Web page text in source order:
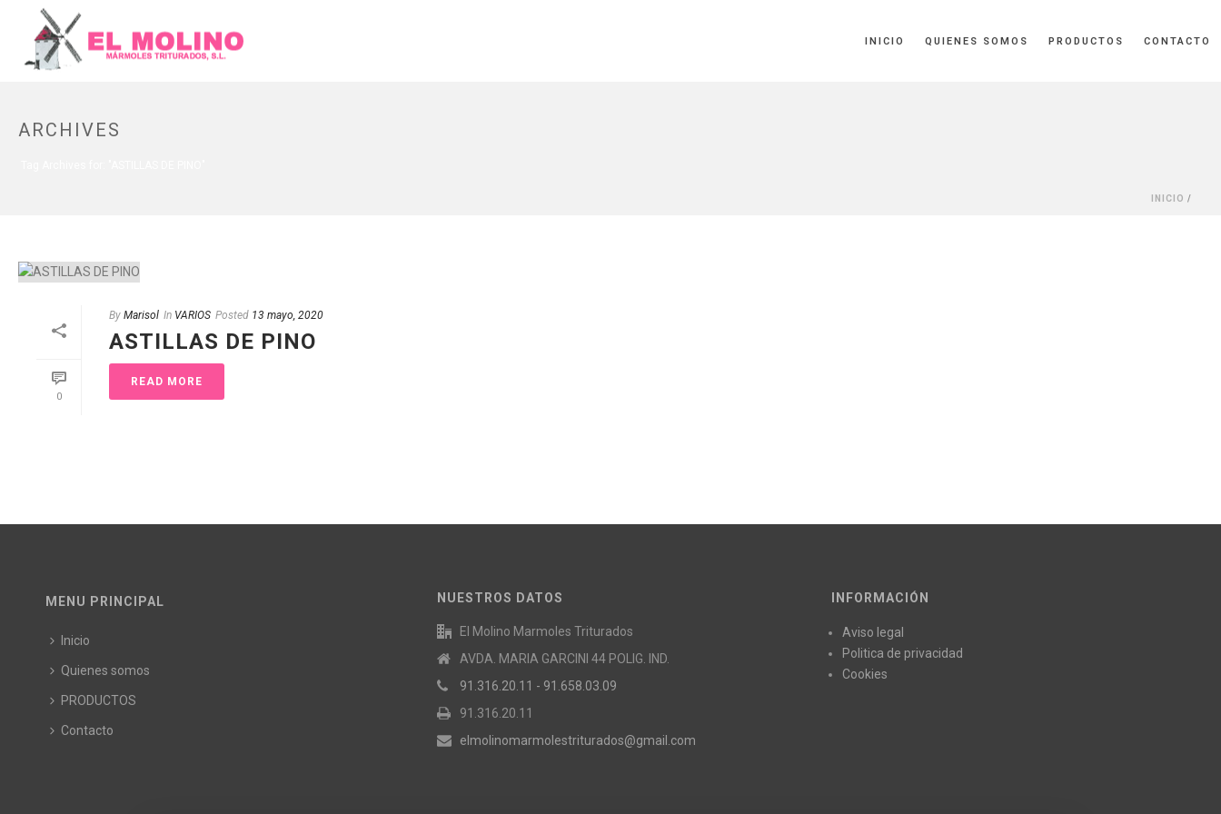
INICIO QUIENES SOMOS PRODUCTOS CONTACTO
ARCHIVES
INICIO /
0
By Marisol In VARIOS Posted 13 mayo, 2020
ASTILLAS DE PINO
READ MORE
MENU PRINCIPAL
Inicio
Quienes somos
PRODUCTOS
Contacto
NUESTROS DATOS
El Molino Marmoles Triturados
AVDA. MARIA GARCINI 44 POLIG. IND.
91.316.20.11 - 91.658.03.09
91.316.20.11
elmolinomarmolestriturados@gmail.com
INFORMACIÓN
Aviso legal
Politica de privacidad
Cookies